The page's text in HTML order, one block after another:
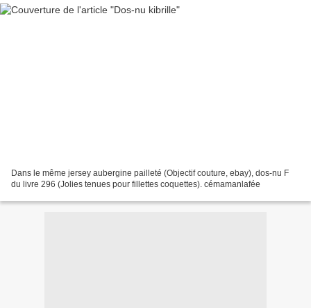
Dans le même jersey aubergine pailleté (Objectif couture, ebay), dos-nu F
du livre 296 (Jolies tenues pour fillettes coquettes). cémamanlafée